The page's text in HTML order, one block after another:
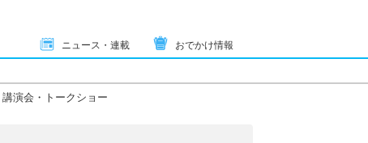
ニュース・連載 おでかけ情報
講演会・トークショー